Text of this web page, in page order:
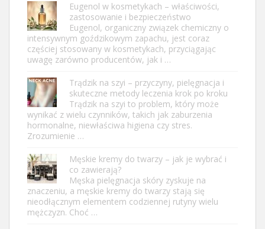
Eugenol w kosmetykach – właściwości,
zastosowanie i bezpieczeństwo
Eugenol, organiczny związek chemiczny o
intensywnym goździkowym zapachu, jest coraz
częściej stosowany w kosmetykach, przyciągając
uwagę zarówno producentów, jak i …
Trądzik na szyi – przyczyny, pielęgnacja i
skuteczne metody leczenia krok po kroku
Trądzik na szyi to problem, który może
wynikać z wielu czynników, takich jak zaburzenia
hormonalne, niewłaściwa higiena czy stres.
Zrozumienie …
Męskie kremy do twarzy – jak je wybrać i
co zawierają?
Męska pielęgnacja skóry zyskuje na
znaczeniu, a męskie kremy do twarzy stają się
nieodłącznym elementem codziennej rutyny wielu
mężczyzn. Choć …